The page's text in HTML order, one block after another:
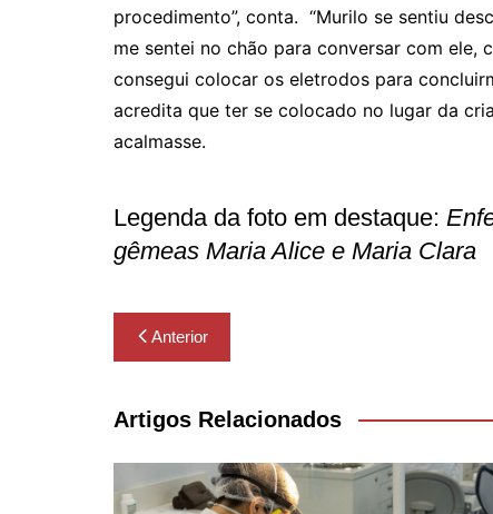
procedimento”, conta. “Murilo se sentiu
me sentei no chão para conversar com ele,
consegui colocar os eletrodos para
acredita que ter se colocado no lugar da
acalmasse.
Legenda da foto em destaque:
gêmeas Maria Alice e Maria Clara
Navegação
de
Post
Anterior
Artigos Relacionados